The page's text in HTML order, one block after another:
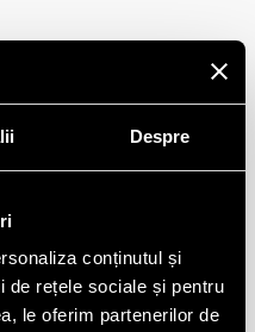
Despre
conținutul și
de rețele sociale și pentru
le oferim partenerilor de